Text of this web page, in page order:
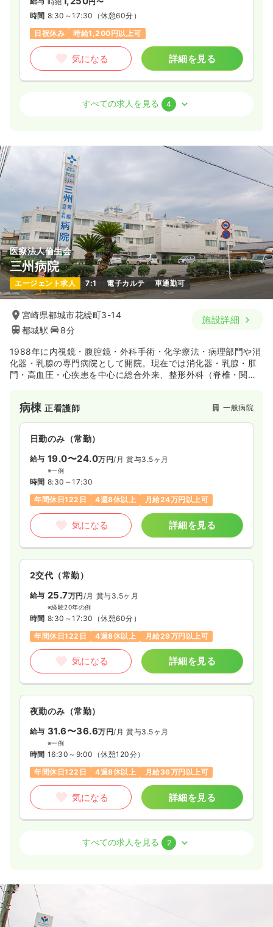
時間 8:30～17:30 （休憩60分）
日祝休み
時給1,200円以上可
気になる 詳細を見る
24.6〜29.7
※一例
8:00～17:00
年間休日122日
気になる 詳細を見る
日勤のみ（パート） 一時募集休止
給与 時給1,250円〜
時間 8:30～17:30（休憩60分）
時給1,200円以上可
気になる 詳細を見る
給与 22.0 万円/月
時間 8:30～17:30（休憩60分）
土日祝休み
年間休日122日
気になる 詳細を見る
検診・健診正看護師 一般病院
日勤のみ（常勤）
給与 19.4〜24.5万円/月 賞与3.5ヶ月
※一例
時間 8:30～17:30 （休憩60分）
土日祝休み
年間休日122日 月給24万円以上可
気になる 詳細を見る
すべての求人を見る 4
医療法人倫生会
三州病院
エージェント求人 7:1 電子カルテ 車通勤可
宮崎県都城市花繰町3-14
都城駅
8分
施設詳細
1988年に内視鏡・腹腔鏡・外科手術・化学療法・病理部門や消
化器・乳腺の専門病院として開院。現在では消化器・乳腺・肛
門・高血圧・心疾患を中心に総合外来、整形外科（脊椎・関
病棟正看護師 一般病院
日勤のみ（常勤）
給与 19.0〜24.0万円/月 賞与3.5ヶ月
※一例
時間 8:30～17:30
年間休日122日
4週8休以上 月給24万円以上可
気になる 詳細を見る
2交代（常勤）
給与 25.7万円 /月 賞与3.5ヶ月
※経験20年の例
時間 8:30～17:30 （休憩60分）
年間休日122日
4週8休以上 月給29万円以上可
気になる 詳細を見る
夜勤のみ（常勤）
給与 31.6〜36.6万円/月 賞与3.5ヶ月
※一例
時間 16:30～9:00 （休憩120分）
年間休日122日
4週8休以上 月給36万円以上可
気になる 詳細を見る
給与 万円
時間 8:30～17:30
すべての求人を見る 2